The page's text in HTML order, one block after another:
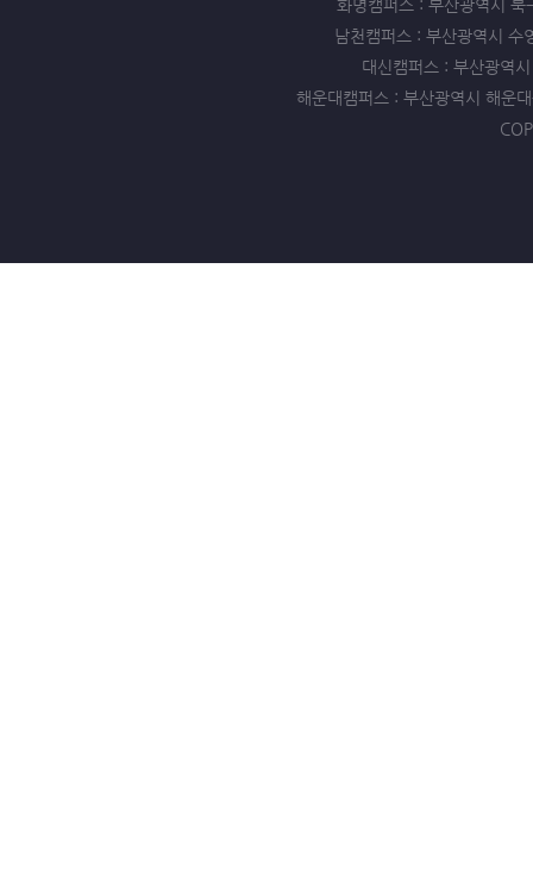
화명캠퍼스 : 부산광역시
남천캠퍼스 : 부산광역시
대신캠퍼스 : 부산광역
해운대캠퍼스 : 부산광역시 해운